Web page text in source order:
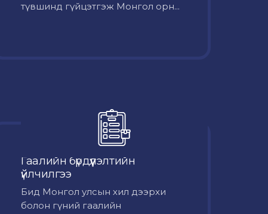
түвшинд гүйцэтгэж Монгол орн...
Гаалийн бүрдүүлэлтийн
үйлчилгээ
Бид Монгол улсын хил дээрхи
болон гүний гаалийн